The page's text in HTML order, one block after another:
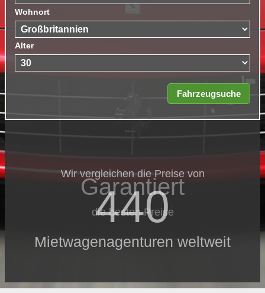
Wohnort
Alter
Wir vergleichen die Preise von
440
Mietwagenagenturen weltweit
Garantiert
die besten Preise